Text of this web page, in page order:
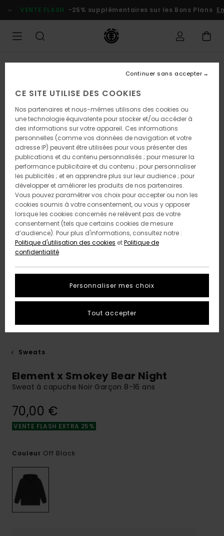
l'information
VENTE FLASH -25% supplémentaires sur les Bons Plans En
Sweats
Element x Smokey Bear Night
Sweat à capuche Noir Garçon 8-16 ans
70,00 €
VENTE FLASH EXTRA 25%
Couleur Off Black
CE SITE UTILISE DES COOKIES
Nos partenaires et nous-mêmes utilisons des cookies ou
une technologie équivalente pour stocker et/ou accéder à
des informations sur votre appareil. Ces informations
personnelles (comme vos données de navigation et votre
adresse IP) peuvent être utilisées pour vous présenter des
publications et du contenu personnalisés ; pour mesurer la
performance publicitaire et du contenu ; pour personnaliser
les publicités ; et en apprendre plus sur leur audience ; pour
développer et améliorer les produits de nos partenaires.
Vous pouvez paramétrer vos choix pour accepter ou non les
cookies soumis à votre consentement, ou vous y opposer
lorsque les cookies concernés ne relèvent pas de votre
consentement (tels que certains cookies de mesure
d’audience). Pour plus d'informations, consultez notre :
Politique d'utilisation des cookies etPolitique de
confidentialité
Personnaliser mes choix
Continuer sans accepter
Tout accepter